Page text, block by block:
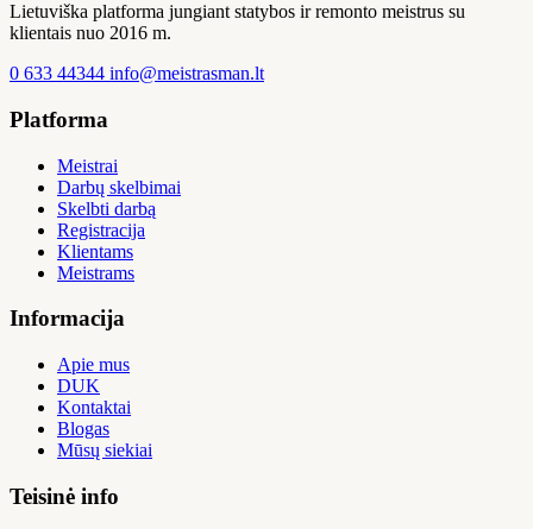
Lietuviška platforma jungiant statybos ir remonto meistrus su
klientais nuo 2016 m.
0 633 44344 info@meistrasman.lt
Platforma
Meistrai
Darbų skelbimai
Skelbti darbą
Registracija
Klientams
Meistrams
Informacija
Apie mus
DUK
Kontaktai
Blogas
Mūsų siekiai
Teisinė info